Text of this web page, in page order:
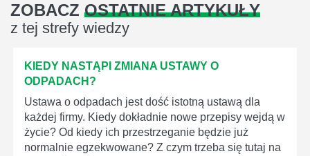
ZOBACZ OSTATNIE ARTYKUŁY
z tej strefy wiedzy
KIEDY NASTĄPI ZMIANA USTAWY O
ODPADACH?
Ustawa o odpadach jest dość istotną ustawą dla
każdej firmy. Kiedy dokładnie nowe przepisy wejdą w
życie? Od kiedy ich przestrzeganie będzie już
normalnie egzekwowane? Z czym trzeba się tutaj na